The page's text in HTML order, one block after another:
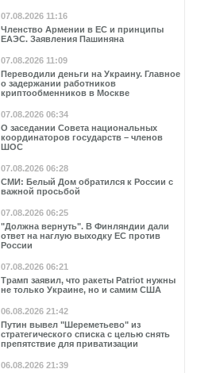
07.08.2026 11:16
Членство Армении в ЕС и принципы
ЕАЭС. Заявления Пашиняна
07.08.2026 11:09
Переводили деньги на Украину. Главное
о задержании работников
криптообменников в Москве
07.08.2026 06:34
О заседании Совета национальных
координаторов государств – членов
ШОС
07.08.2026 06:28
СМИ: Белый Дом обратился к России с
важной просьбой
07.08.2026 06:25
"Должна вернуть". В Финляндии дали
ответ на наглую выходку ЕС против
России
07.08.2026 06:21
Трамп заявил, что ракеты Patriot нужны
не только Украине, но и самим США
06.08.2026 21:42
Путин вывел "Шереметьево" из
стратегического списка с целью снять
препятствие для приватизации
06.08.2026 21:39